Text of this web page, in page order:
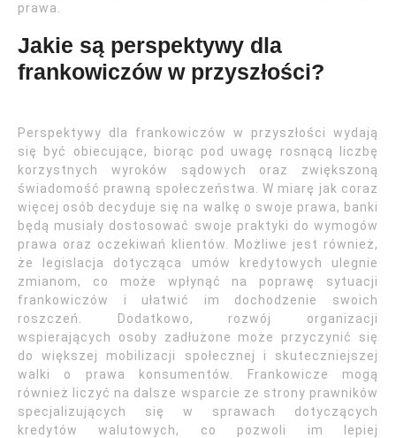
prawa.
Jakie są perspektywy dla
frankowiczów w przyszłości?
Perspektywy dla frankowiczów w przyszłości wydają
się być obiecujące, biorąc pod uwagę rosnącą liczbę
korzystnych wyroków sądowych oraz zwiększoną
świadomość prawną społeczeństwa. W miarę jak coraz
więcej osób decyduje się na walkę o swoje prawa, banki
będą musiały dostosować swoje praktyki do wymogów
prawa oraz oczekiwań klientów. Możliwe jest również,
że legislacja dotycząca umów kredytowych ulegnie
zmianom, co może wpłynąć na poprawę sytuacji
frankowiczów i ułatwić im dochodzenie swoich
roszczeń. Dodatkowo, rozwój organizacji
wspierających osoby zadłużone może przyczynić się
do większej mobilizacji społecznej i skuteczniejszej
walki o prawa konsumentów. Frankowicze mogą
również liczyć na dalsze wsparcie ze strony prawników
specjalizujących się w sprawach dotyczących
kredytów walutowych, co pozwoli im lepiej